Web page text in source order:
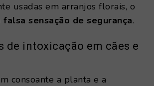
usadas em arranjos florais, o
sensação de segurança.
de intoxicação em cães e
consoante a planta e a